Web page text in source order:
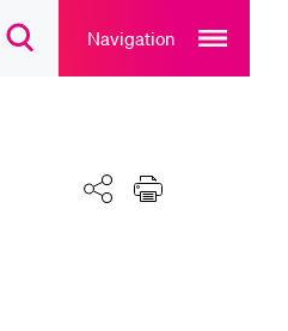
SuchdialogNavigation
main
navigation
Teilen Drucken